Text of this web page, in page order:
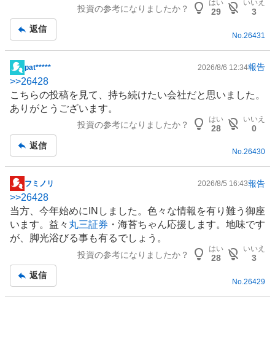
、
様
見
0
%
、
売
た
い
0
%
、
強
く
売
い
0
投資の参考になりましたか？
はい
29
いいえ
3
返信
No. 26431
掲
示
板
記
pat***** 2026/8/6 12:34報告
>>26428
こちらの投稿を見て、持ち続けたい会社だと思いました。
ありがとうございます。
投資の参考になりましたか？
はい
28
いいえ
0
返信
No.26430
掲
示
板
記
事
フミノリ 2026/8/5 16:43報告
>>26428
当方、今年始めにINしました。色々な情報を有り難う御座
います。益々 丸三証券 ・海苔ちゃん応援します。地味です
が、脚光浴びる事も有るでしょう。
投資の参考になりましたか？
はい
28
いいえ
3
返信
No. 26429